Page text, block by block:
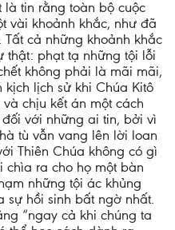
tin rằng toàn bộ cuộc
vài khoảnh khắc, như đã
cả những khoảnh khắc
thật: phạt tạ những tội lỗi
không phải là mãi mãi,
lịch sử khi Chúa Kitô
chịu kết án một cách
với những ai tin, bởi vì
tù vẫn vang lên lời loan
Thiên Chúa không có gì
chìa ra cho họ một bàn
những tội ác khủng
sự hồi sinh bất ngờ nhất.
“ngay cả khi chúng ta